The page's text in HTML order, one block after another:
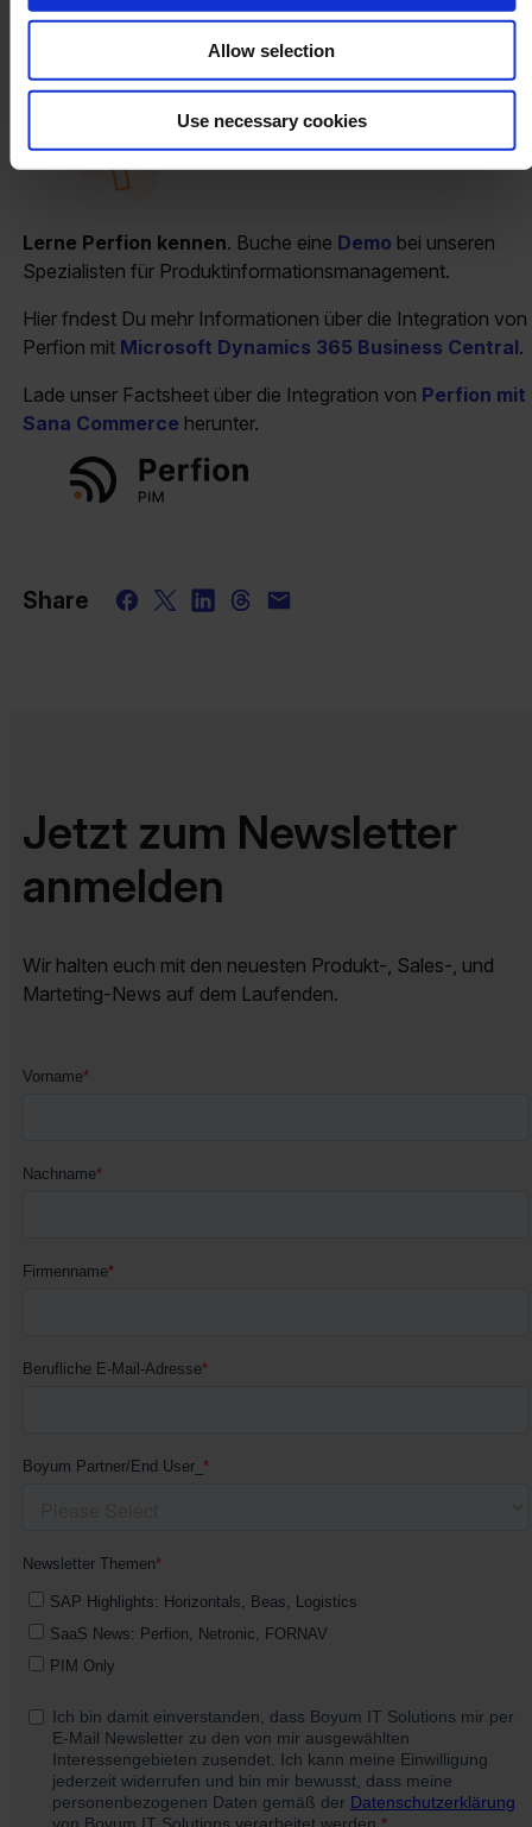
Allow selection
Use necessary cookies
Lerne Perfion kennen. Buche eine Demo bei unseren
Spezialisten für Produktinformationsmanagement.
Hier fndest Du mehr Informationen über die Integration von
Perfion mit Microsoft Dynamics 365 Business Central.
Lade unser Factsheet über die Integration von Perfion mit
Sana Commerce herunter.
Share
Jetzt zum Newsletter
anmelden
Wir halten euch mit den neuesten Produkt-, Sales-, und
Marteting-News auf dem Laufenden.